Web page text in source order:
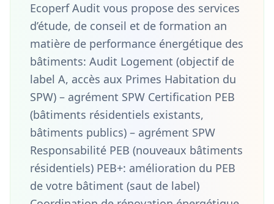
Ecoperf Audit vous propose des services
d’étude, de conseil et de formation an
matière de performance énergétique des
bâtiments: Audit Logement (objectif de
label A, accès aux Primes Habitation du
SPW) – agrément SPW Certification PEB
(bâtiments résidentiels existants,
bâtiments publics) – agrément SPW
Responsabilité PEB (nouveaux bâtiments
résidentiels) PEB+: amélioration du PEB
de votre bâtiment (saut de label)